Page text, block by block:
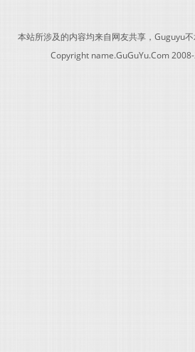
本站所涉及的内容均来自网友共享，Guguyu
Copyright name.GuGuYu.Com